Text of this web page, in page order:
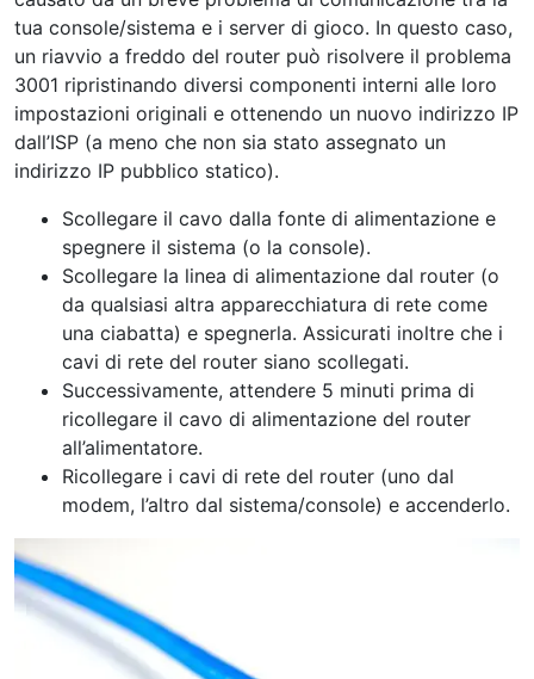
tua console/sistema e i server di gioco. In questo caso,
un riavvio a freddo del router può risolvere il problema
3001 ripristinando diversi componenti interni alle loro
impostazioni originali e ottenendo un nuovo indirizzo IP
dall’ISP (a meno che non sia stato assegnato un
indirizzo IP pubblico statico).
Scollegare il cavo dalla fonte di alimentazione e
spegnere il sistema (o la console).
Scollegare la linea di alimentazione dal router (o
da qualsiasi altra apparecchiatura di rete come
una ciabatta) e spegnerla. Assicurati inoltre che i
cavi di rete del router siano scollegati.
Successivamente, attendere 5 minuti prima di
ricollegare il cavo di alimentazione del router
all’alimentatore.
Ricollegare i cavi di rete del router (uno dal
modem, l’altro dal sistema/console) e accenderlo.